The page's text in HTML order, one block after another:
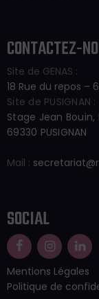
CONTACTEZ-
Site de GENAS :
18 Rue du repos –
Site de PUSIGNAN :
Stage Jean
69330 PUSIGNAN
Mail :
SOCIAL
Mentions Légales
Politique de